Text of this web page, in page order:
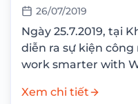
26/07/2019
Ngày 25.7.2019, tại
diễn ra sự kiện công
work smarter with
Xem chi tiết